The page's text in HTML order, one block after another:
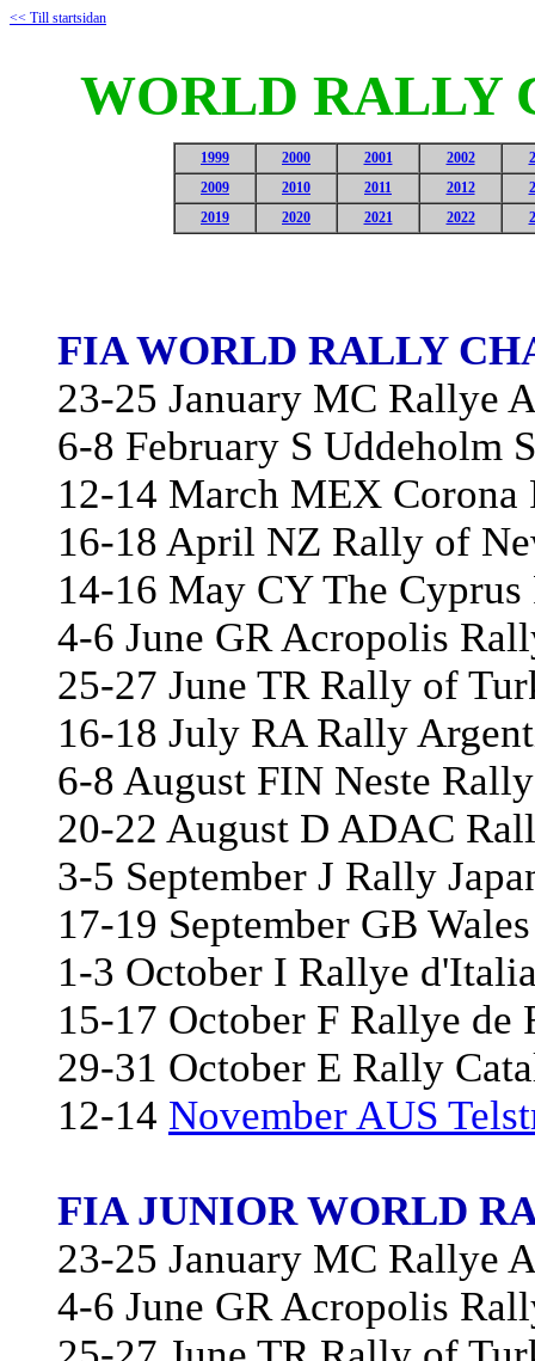
<< Till startsidan
WORLD RALLY
1999 2000 2001 2002
2009
2010 2011 2012
2019
2020 2021 2022
FIA WORLD RALLY
23-25 January MC Rallye
6-8 February S Uddeholm
12-14 March MEX
16-18 April NZ Rally of
14-16 May CY The
4-6 June GR Acropolis
25-27 June TR Rally of
16-18 July RA Rally
6-8 August FIN Neste
20-22 August D ADAC
3-5 September J Rally
17-19 September GB
1-3 October I Rallye
15-17 October F Rallye de
29-31 October E Rally
12-14 November AUS
FIA JUNIOR WORLD
23-25 January MC Rallye
4-6 June GR Acropolis